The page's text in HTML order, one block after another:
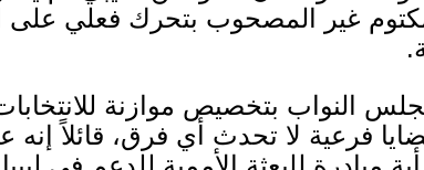
غير المصحوب بتحرك فعلي
.
النواب بتخصيص موازنة للانتخابات
فرعية لا تحدث أي فرق، قائلاً إنه